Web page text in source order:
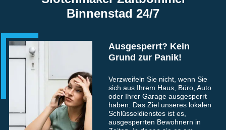
Binnenstad 24/7
Ausgesperrt? Kein
Grund zur Panik!
Verzweifeln Sie nicht, wenn Sie
sich aus Ihrem Haus, Büro, Auto
oder Ihrer Garage ausgesperrt
haben. Das Ziel unseres lokalen
Schlüsseldienstes ist es,
ausgesperrten Bewohnern in